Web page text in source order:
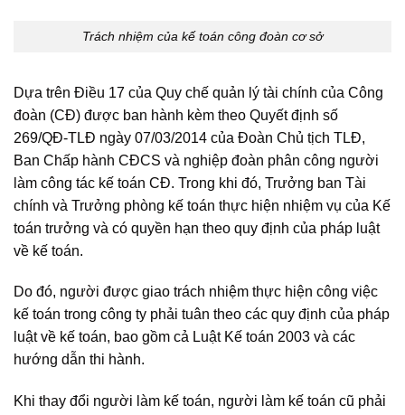
Trách nhiệm của kế toán công đoàn cơ sở
Dựa trên Điều 17 của Quy chế quản lý tài chính của Công
đoàn (CĐ) được ban hành kèm theo Quyết định số
269/QĐ-TLĐ ngày 07/03/2014 của Đoàn Chủ tịch TLĐ,
Ban Chấp hành CĐCS và nghiệp đoàn phân công người
làm công tác kế toán CĐ. Trong khi đó, Trưởng ban Tài
chính và Trưởng phòng kế toán thực hiện nhiệm vụ của Kế
toán trưởng và có quyền hạn theo quy định của pháp luật
về kế toán.
Do đó, người được giao trách nhiệm thực hiện công việc
kế toán trong công ty phải tuân theo các quy định của pháp
luật về kế toán, bao gồm cả Luật Kế toán 2003 và các
hướng dẫn thi hành.
Khi thay đổi người làm kế toán, người làm kế toán cũ phải